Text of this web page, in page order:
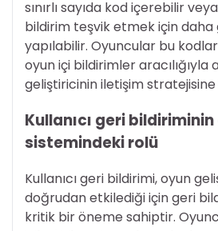
sınırlı sayıda kod içerebilir
bildirim teşvik etmek için daha
yapılabilir. Oyuncular bu
oyun içi bildirimler aracılığıyla
geliştiricinin iletişim stratejisine
Kullanıcı geri
sistemindeki rolü
Kullanıcı geri bildirimi, oyun
doğrudan etkilediği için geri
kritik bir öneme sahiptir.